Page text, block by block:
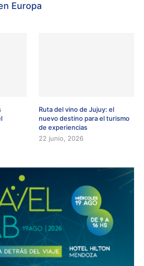
Europa
Ruta del vino de Jujuy: el
nuevo destino para el turismo
de experiencias
22 junio, 2026